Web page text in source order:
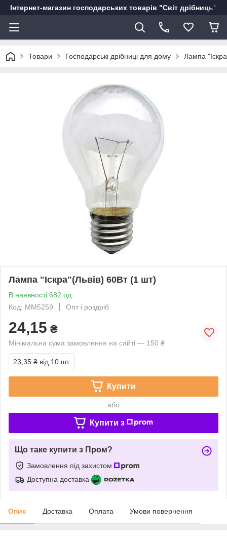
Інтернет-магазин господарських товарів "Світ дрібниць"
Товари Господарські дрібниці для дому Лампа
Лампа "Іскра"(Львів) 60Вт (1 шт)
В наявності 682 од.
Код: MM5259
Опт і роздріб
24,15 ₴
Мінімальна сума замовлення на сайті — 150 ₴
23,35 ₴ від 10 шт.
Купити
або
Купити з
Що таке купити з Пром?
Замовлення під захистом
Доступна доставка
Опис Доставка Оплата Умови повернення